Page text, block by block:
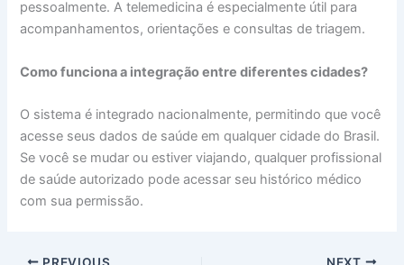
pessoalmente. A telemedicina é especialmente útil para
acompanhamentos, orientações e consultas de triagem.
Como funciona a integração entre diferentes cidades?
O sistema é integrado nacionalmente, permitindo que você
acesse seus dados de saúde em qualquer cidade do Brasil.
Se você se mudar ou estiver viajando, qualquer profissional
de saúde autorizado pode acessar seu histórico médico
com sua permissão.
PREVIOUS NEXT